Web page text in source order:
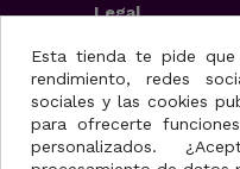
Legal
Aviso Legal
Condiciones
Política de
Uso de cookies
Esta tienda te pide
rendimiento, redes
sociales y las cookies
para ofrecerte
personalizados.